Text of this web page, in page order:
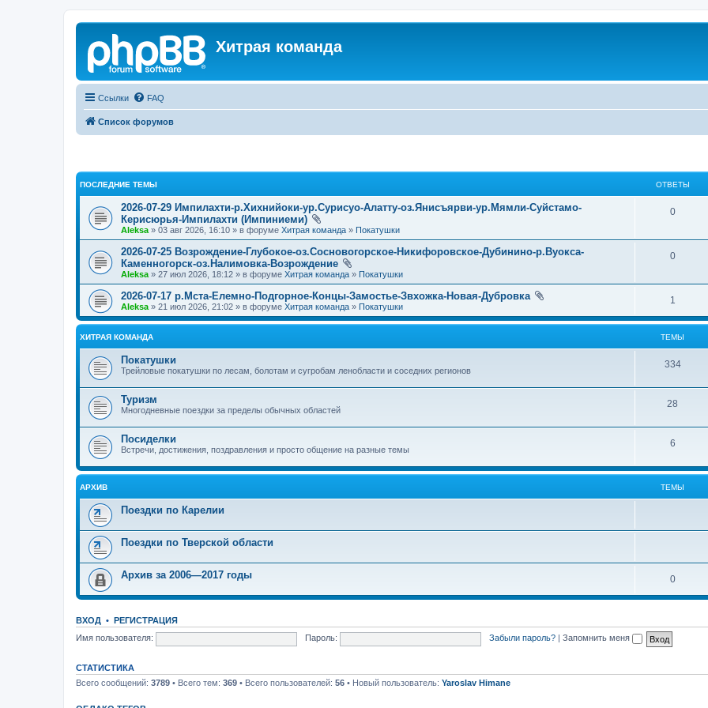
Хитрая команда
Ссылки FAQ
Список форумов
ПОСЛЕДНИЕ ТЕМЫ ОТВЕТЫ
2026-07-29 Импилахти-р.Хихнийоки-ур.Сурисуо-Алатту-оз.Янисъярви-ур.Мямли-Суйстамо-
Керисюрья-Импилахти (Импиниеми)
Aleksa » 03 авг 2026, 16:10 » в форуме Хитрая команда » Покатушки
0
2026-07-25 Возрождение-Глубокое-оз.Сосновогорское-Никифоровское-Дубинино-р.Вуокса-
Каменногорск-оз.Налимовка-Возрождение
Aleksa » 27 июл 2026, 18:12 » в форуме Хитрая команда » Покатушки
0
2026-07-17 р.Мста-Елемно-Подгорное-Концы-Замостье-Звхожка-Новая-Дубровка
Aleksa » 21 июл 2026, 21:02 » в форуме Хитрая команда » Покатушки
1
ХИТРАЯ КОМАНДА ТЕМЫ
Покатушки
Трейловые покатушки по лесам, болотам и сугробам ленобласти и соседних регионов
334
Туризм
Многодневные поездки за пределы обычных областей
28
Посиделки
Встречи, достижения, поздравления и просто общение на разные темы
6
АРХИВ ТЕМЫ
Поездки по Карелии
Поездки по Тверской области
Архив за 2006—2017 годы 0
ВХОД • РЕГИСТРАЦИЯ
Имя пользователя:
Пароль: Забыли пароль? Запомнить меня
СТАТИСТИКА
Всего сообщений: 3789 • Всего тем: 369 • Всего пользователей: 56 • Новый пользователь: Yaroslav Himane